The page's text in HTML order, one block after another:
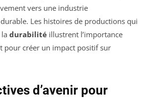
vers une industrie
Les histoires de productions qui
durabilité illustrent l’importance
pour créer un impact positif sur
d’avenir pour